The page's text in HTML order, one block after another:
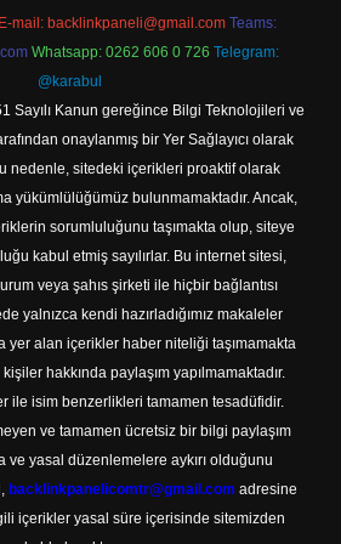
E-mail: backlinkpaneli@gmail.com Teams:
Whatsapp: 0262 606 0 726 Telegram:
@karabul
Sayılı Kanun gereğince Bilgi Teknolojileri ve
onaylanmış bir Yer Sağlayıcı olarak
nedenle, sitedeki içerikleri proaktif olarak
yükümlülüğümüz bulunmamaktadır. Ancak,
sorumluluğunu taşımakta olup, siteye
kabul etmiş sayılırlar. Bu internet sitesi,
veya şahıs şirketi ile hiçbir bağlantısı
yalnızca kendi hazırladığımız makaleler
yer alan içerikler haber niteliği taşımamakta
hakkında paylaşım yapılmamaktadır.
ile isim benzerlikleri tamamen tesadüfidir.
ve tamamen ücretsiz bir bilgi paylaşım
ve yasal düzenlemelere aykırı olduğunu
backlinkpanelicomtr@gmail.com adresine
içerikler yasal süre içerisinde sitemizden